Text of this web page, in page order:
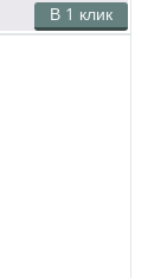
В 1 клик
поддерживать в
брикетов, из